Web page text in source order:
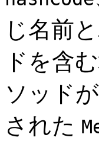
じ名前
ドを含
ソッド
された